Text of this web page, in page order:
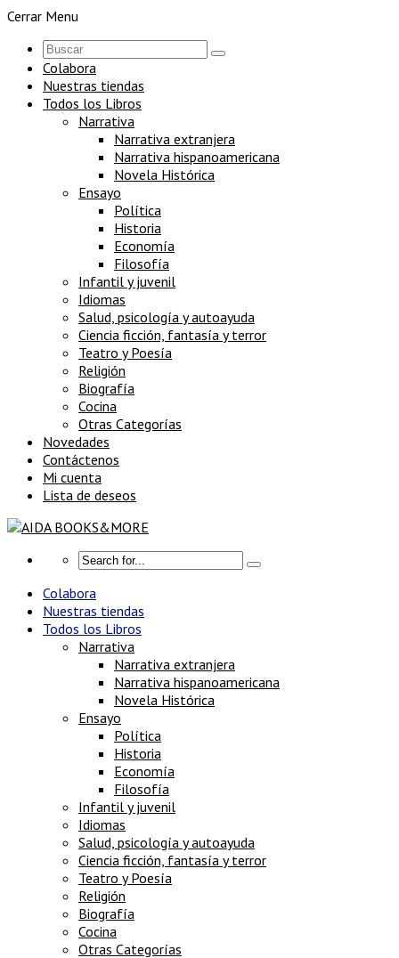
Cerrar Menu
Colabora
Nuestras tiendas
Todos los Libros
Narrativa
Narrativa extranjera
Narrativa hispanoamericana
Novela Histórica
Ensayo
Política
Historia
Economía
Filosofía
Infantil y juvenil
Idiomas
Salud, psicología y autoayuda
Ciencia ficción, fantasía y terror
Teatro y Poesía
Religión
Biografía
Cocina
Otras Categorías
Novedades
Contáctenos
Mi cuenta
Lista de deseos
Colabora
Nuestras tiendas
Todos los Libros
Narrativa
Narrativa extranjera
Narrativa hispanoamericana
Novela Histórica
Ensayo
Política
Historia
Economía
Filosofía
Infantil y juvenil
Idiomas
Salud, psicología y autoayuda
Ciencia ficción, fantasía y terror
Teatro y Poesía
Religión
Biografía
Cocina
Otras Categorías